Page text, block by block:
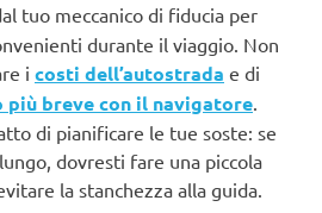
tuo meccanico di fiducia per
durante il viaggio. Non
i costi dell’autostrada e di
breve con il navigatore.
di pianificare le tue soste: se
dovresti fare una piccola
la stanchezza alla guida.